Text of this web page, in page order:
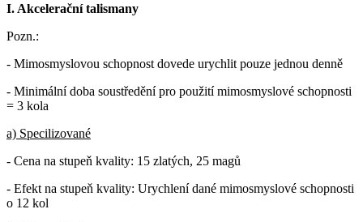
I. Akcelerační talismany
Pozn.:
- Mimosmyslovou schopnost dovede urychlit pouze jednou denně
- Minimální doba soustředění pro použití mimosmyslové schopnosti
= 3 kola
a) Specilizované
- Cena na stupeň kvality: 15 zlatých, 25 magů
- Efekt na stupeň kvality: Urychlení dané mimosmyslové schopnosti
o 12 kol